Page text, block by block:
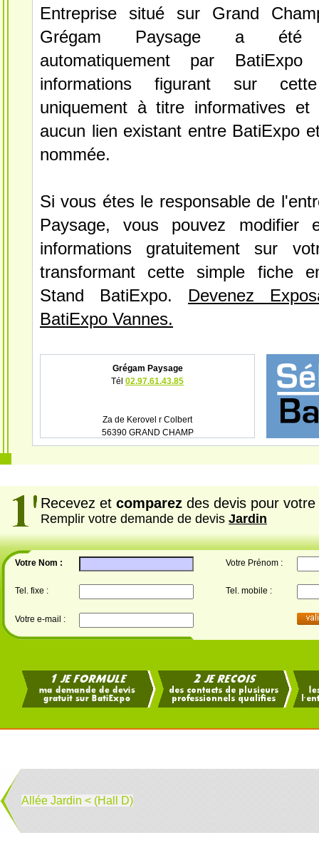
Entreprise situé sur Grand
Grégam Paysage a été
automatiquement par
informations figurant sur
uniquement à titre informatives et
aucun lien existant entre BatiExpo
nommée.
Si vous étes le responsable de
Paysage, vous pouvez modifier
informations gratuitement sur
transformant cette simple fiche
Stand BatiExpo. Devenez
BatiExpo Vannes.
Grégam Paysage
Tél 02.97.61.43.85
Za de Kerovel r Colbert
56390 GRAND CHAMP
Recevez et comparez des devis pour votre
Remplir votre demande de devis Jardin
Votre Nom : Votre Prénom :
Tel. fixe : Tel. mobile :
Votre e-mail :
Allée Jardin < (Hall D)